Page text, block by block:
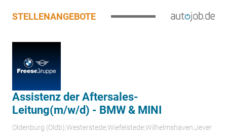
STELLENANGEBOTE
Assistenz der Aftersales-
Leitung(m/w/d) - BMW & MINI
Oldenburg (Oldb);Westerstede;Wiefelstede;Wilhelmshaven;Jever